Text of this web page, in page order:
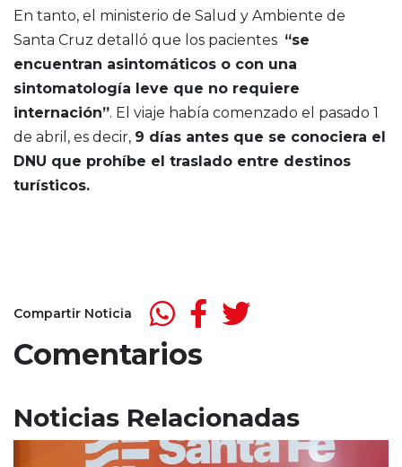
En tanto, el ministerio de Salud y Ambiente de
Santa Cruz detalló que los pacientes “se
encuentran asintomáticos o con una
sintomatología leve que no requiere
internación”. El viaje había comenzado el pasado 1
de abril, es decir, 9 días antes que se conociera el
DNU que prohíbe el traslado entre destinos
turísticos.
Compartir Noticia
Comentarios
Noticias Relacionadas